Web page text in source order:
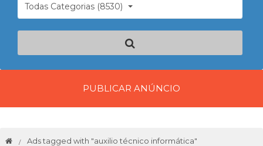
Todas Categorias (8530)
PUBLICAR ANÚNCIO
Ads tagged with "auxilio técnico informática"